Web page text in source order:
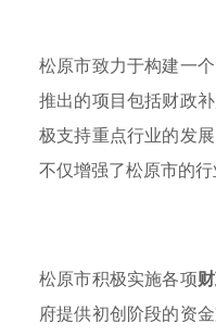
松原市致力于构建一
推出的项目包括财政
极支持重点行业的发
不仅增强了松原市的
松原市积极实施各项
府提供初创阶段的资